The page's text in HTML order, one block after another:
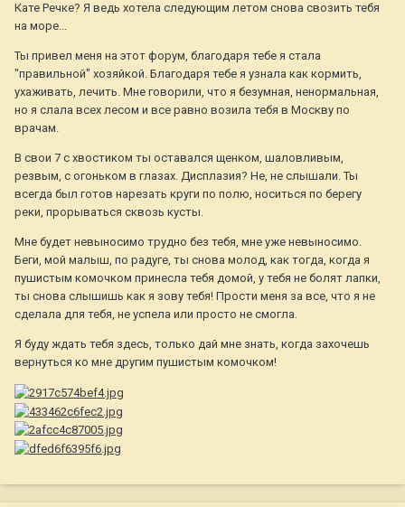
Кате Речке? Я ведь хотела следующим летом снова свозить тебя
на море...
Ты привел меня на этот форум, благодаря тебе я стала
"правильной" хозяйкой. Благодаря тебе я узнала как кормить,
ухаживать, лечить. Мне говорили, что я безумная, ненормальная,
но я слала всех лесом и все равно возила тебя в Москву по
врачам.
В свои 7 с хвостиком ты оставался щенком, шаловливым,
резвым, с огоньком в глазах. Дисплазия? Не, не слышали. Ты
всегда был готов нарезать круги по полю, носиться по берегу
реки, прорываться сквозь кусты.
Мне будет невыносимо трудно без тебя, мне уже невыносимо.
Беги, мой малыш, по радуге, ты снова молод, как тогда, когда я
пушистым комочком принесла тебя домой, у тебя не болят лапки,
ты снова слышишь как я зову тебя! Прости меня за все, что я не
сделала для тебя, не успела или просто не смогла.
Я буду ждать тебя здесь, только дай мне знать, когда захочешь
вернуться ко мне другим пушистым комочком!